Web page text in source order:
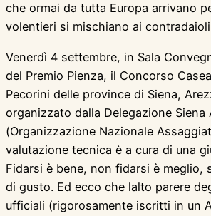
che ormai da tutta Europa arrivano
volentieri si mischiano ai
Venerdì 4 settembre, in Sala
del Premio Pienza, il Concorso
Pecorini delle province di Siena,
organizzato dalla Delegazione Siena
(Organizzazione Nazionale
valutazione tecnica è a cura di una
Fidarsi è bene, non fidarsi è
di gusto. Ed ecco che lalto parere
ufficiali (rigorosamente iscritti in un